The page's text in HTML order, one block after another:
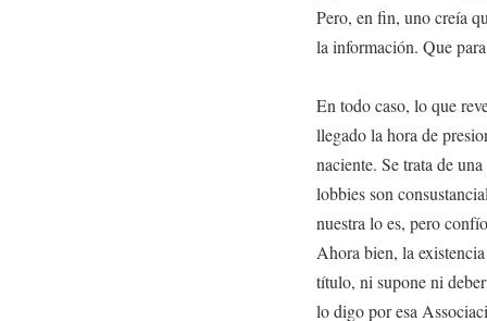
Pero, en fin, uno creía
la información. Que
En todo caso, lo que
llegado la hora de
naciente. Se trata de
lobbies son
nuestra lo es, pero
Ahora bien, la
título, ni supone ni
lo digo por esa